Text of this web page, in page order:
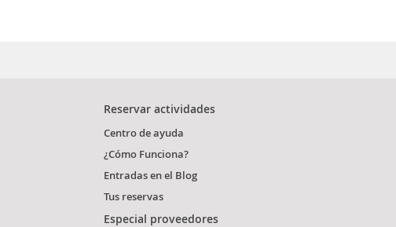
Reservar actividades
Centro de ayuda
¿Cómo Funciona?
Entradas en el Blog
Tus reservas
Especial proveedores